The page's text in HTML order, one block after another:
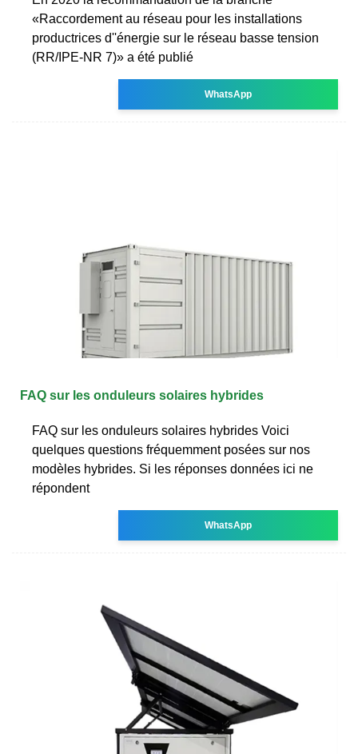
«Raccordement au réseau pour les installations
productrices d''énergie sur le réseau basse tension
(RR/IPE-NR 7)» a été publié
WhatsApp
FAQ sur les onduleurs solaires hybrides
FAQ sur les onduleurs solaires hybrides Voici
quelques questions fréquemment posées sur nos
modèles hybrides. Si les réponses données ici ne
répondent
WhatsApp